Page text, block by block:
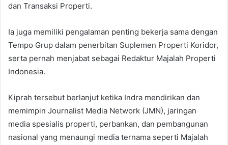
dan Transaksi Properti.
Ia juga memiliki pengalaman penting bekerja sama dengan
Tempo Grup dalam penerbitan Suplemen Properti Koridor,
serta pernah menjabat sebagai Redaktur Majalah Properti
Indonesia.
Kiprah tersebut berlanjut ketika Indra mendirikan dan
memimpin Journalist Media Network (JMN), jaringan
media spesialis properti, perbankan, dan pembangunan
nasional yang menaungi media ternama seperti Majalah